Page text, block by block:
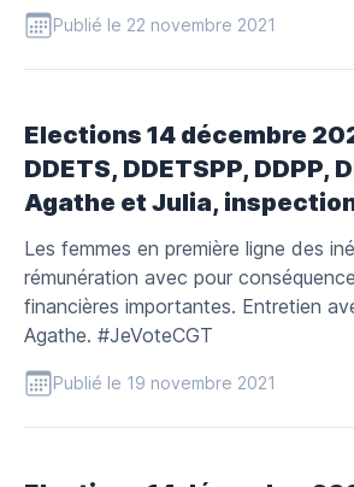
Publié le 22 novembre 2021
Elections 14 décembre
DDETS, DDETSPP, DDPP,
Agathe et Julia,
Les femmes en première ligne des
rémunération avec pour
financières importantes. Entretien
Agathe. #JeVoteCGT
Publié le 19 novembre 2021